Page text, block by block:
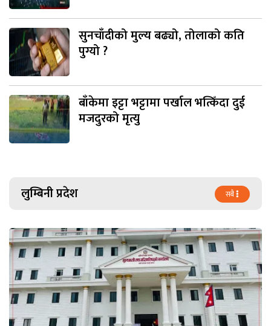
सुनचाँदीको मुल्य बढ्यो, तोलाको कति
पुग्यो ?
बाँकेमा इट्टा भट्टामा पर्खाल भत्किँदा दुई
मजदुरको मृत्यु
लुम्बिनी प्रदेश सबै